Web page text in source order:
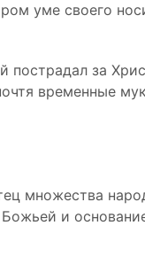
уме своего
за
временные
множества
и